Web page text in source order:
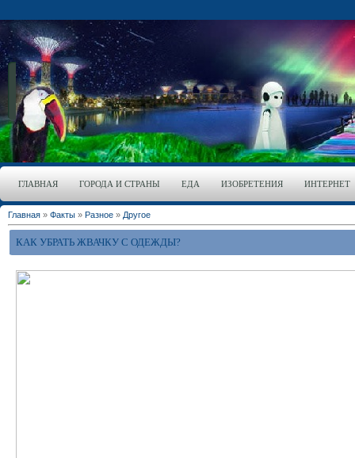
ГЛАВНАЯ ГОРОДА И СТРАНЫ ЕДА ИЗОБРЕТЕНИЯ ИНТЕРНЕТ
Главная » Факты » Разное » Другое
КАК УБРАТЬ ЖВАЧКУ С ОДЕЖДЫ?